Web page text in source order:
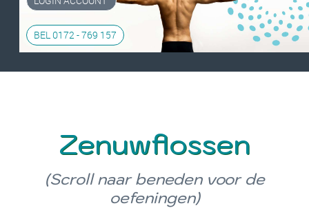
BEL 0172 - 769 157
Zenuwflossen
(Scroll naar beneden voor de
oefeningen)